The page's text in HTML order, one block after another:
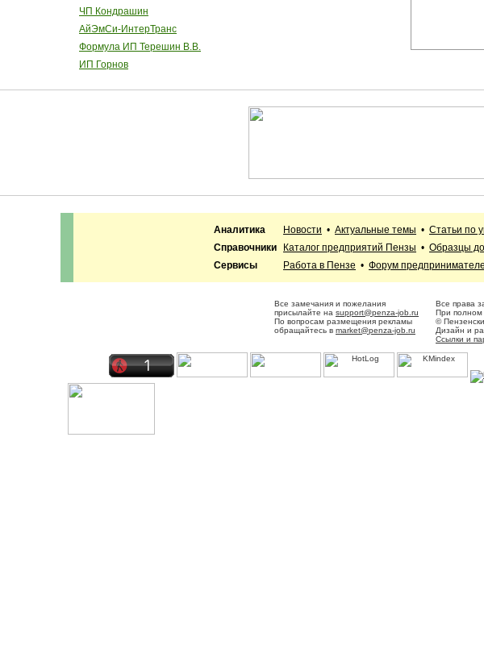
ЧП Кондрашин
АйЭмСи-ИнтерТранс
Формула ИП Терешин В.В.
ИП Горнов
Аналитика Новости • Актуальные темы • Статьи по
Справочники
Каталог предприятий Пензы • Образцы
Сервисы
Работа в Пензе • Форум
Все замечания и пожелания
присылайте на support@penza-job.ru
По вопросам размещения рекламы
обращайтесь в market@penza-job.ru
Все права
При полном
©
Дизайн и
Ссылки и